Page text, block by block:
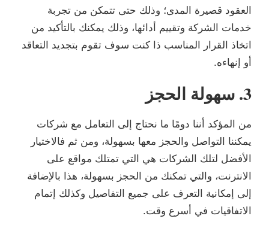
العقود قصيرة المدى؛ وذلك حتى تتمكن من تجربة
خدمات الشركة وتقييم أدائها، وذلك يمكنك بالتأكيد من
اتخاذ القرار المناسب ذا كنت سوف تقوم بتجديد التعاقد
أو إنهاءه.
3. سهولة الحجز
من المؤكد أننا دومًا ما نحتاج إلى التعامل مع شركات
يمكننا التواصل والحجز معها بسهولة، ومن ثم فالاختيار
الأفضل لتلك الشركات هي التي تمتلك مواقع على
الانترنت، والتي تمكنك من الحجز بسهولة، هذا بالإضافة
إلى إمكانية التعرف على جميع التفاصيل وكذلك إتمام
الاتفاقيات في أسرع وقت.